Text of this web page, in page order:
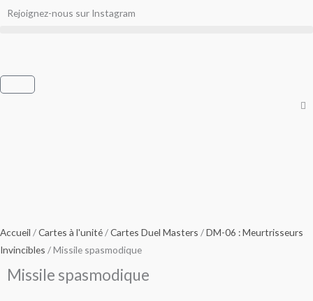
AllerRejoignez-nous sur Instagram
Panier
Accueil /Cartes à l'unité/Cartes Duel Masters /DM-06 : Meurtrisseurs
Invincibles / Missile spasmodique
Missile spasmodique